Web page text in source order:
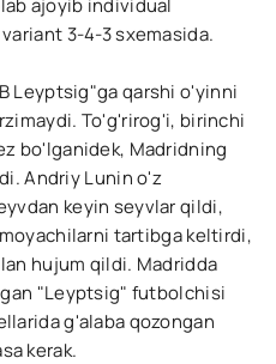
3-4-3 sxemasida.
Leyptsig"ga qarshi o'yinni
To'g'rirog'i, birinchi
bo'lganidek, Madridning
Andriy Lunin o'z
keyin seyvlar qildi,
tartibga keltirdi,
hujum qildi. Madridda
"Leyptsig" futbolchisi
g'alaba qozongan
kerak.